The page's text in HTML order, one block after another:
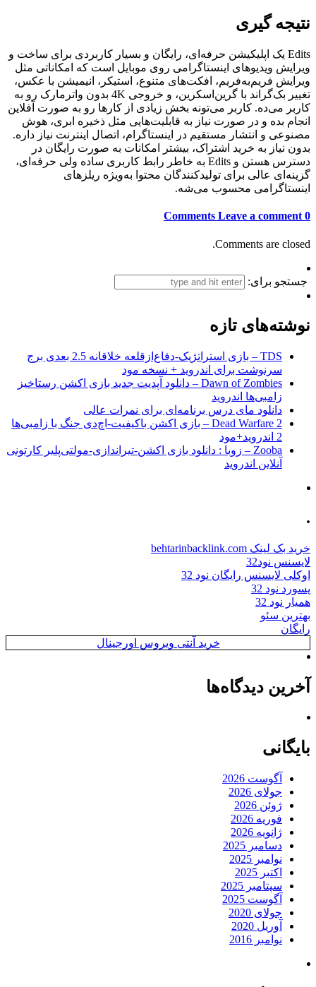
نتیجه گیری
Edits یک اپلیکیشن حرفه‌ای، رایگان و بسیار کاربردی برای ساخت و
ویرایش ویدیوهای اینستاگرامی روی موبایل است که امکاناتی مثل
ویرایش فریم‌به‌فریم، افکت‌های متنوع، استیکر، انیمیشن با عکس،
تغییر بک‌گراند با گرین‌اسکرین، و خروجی 4K بدون واترمارک رو به
کاربر می‌ده. کاربر می‌تونه بخش زیادی از کارها رو به صورت آفلاین
انجام بده و در صورت نیاز به قابلیت‌هایی مثل ذخیره ابری، هوش
مصنوعی و انتشار مستقیم در اینستاگرام، اتصال اینترنت نیاز داره.
بدون نیاز به خرید اشتراک، بیشتر امکانات به صورت رایگان در
دسترس هستن و Edits به خاطر رابط کاربری ساده ولی حرفه‌ای،
گزینه‌ای عالی برای تولیدکنندگان محتوا به‌ویژه ریلزهای
اینستاگرامی محسوب می‌شه.
0 Comments
Leave a comment
Comments are closed.
جستجو برای:
نوشته‌های تازه
TDS – بازی استراتژیک-دفاع‌از‌قلعه خلاقانه 2.5 بعدی برج
سرنوشت برای اندروید + نسخه مود
Dawn of Zombies – دانلود آپدیت جدید بازی اکشن رستاخیز
زامبی‌ها اندروید
دانلود مای درس برنامه‌ای برای نمرات عالی
Dead Warfare 2 – بازی اکشن باکیفیت-اچ‌دی جنگ با زامبی‌ها
2 اندروید+مود
Zooba – زوبا : دانلود بازی اکشن-تیراندازی-مولتی‌پلیر کارتونی
آنلاین اندروید
.
خرید بک لینک behtarinbacklink.com
لایسنس نود32
اوکلی لایسنس رایگان نود 32
پسورد نود 32
همیار نود 32
بهترین سئو
رایگان
خرید آنتی ویروس اورجینال
آخرین دیدگاه‌ها
بایگانی
آگوست 2026
جولای 2026
ژوئن 2026
فوریه 2026
ژانویه 2026
دسامبر 2025
نوامبر 2025
اکتبر 2025
سپتامبر 2025
آگوست 2025
جولای 2020
آوریل 2020
نوامبر 2016